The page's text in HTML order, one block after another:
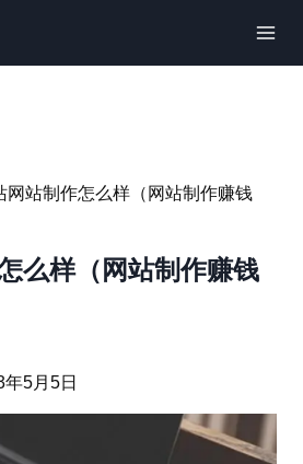
网站制作怎么样（网站制作赚钱
么样（网站制作赚钱
年5月5日